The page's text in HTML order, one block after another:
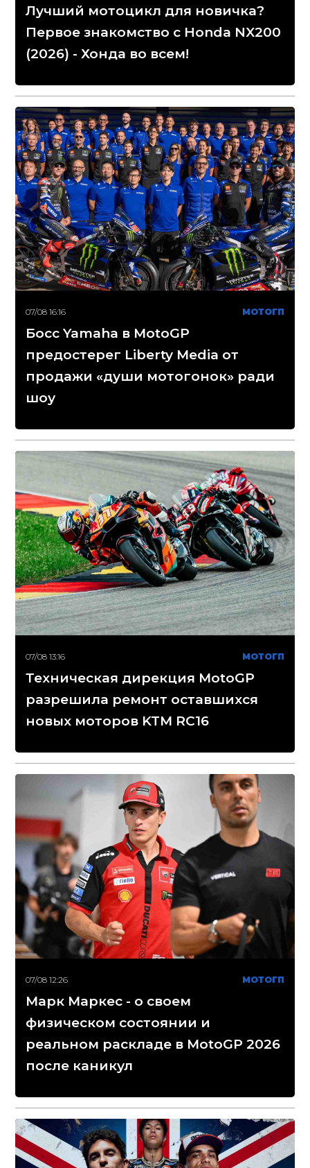
Лучший мотоцикл для новичка?
Первое знакомство с Honda NX200
(2026) - Хонда во всем!
07/08 16:16 МОТОГП
Босс Yamaha в MotoGP
предостерег Liberty Media от
продажи «души мотогонок» ради
шоу
07/08 13:16 МОТОГП
Техническая дирекция MotoGP
разрешила ремонт оставшихся
новых моторов KTM RC16
07/08 12:26 МОТОГП
Марк Маркес - о своем
физическом состоянии и
реальном раскладе в MotoGP 2026
после каникул